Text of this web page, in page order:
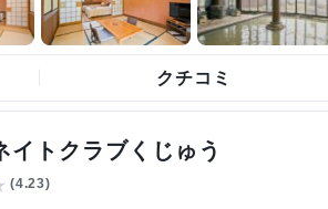
クチコミ
イトクラブくじゅう
(4.23)